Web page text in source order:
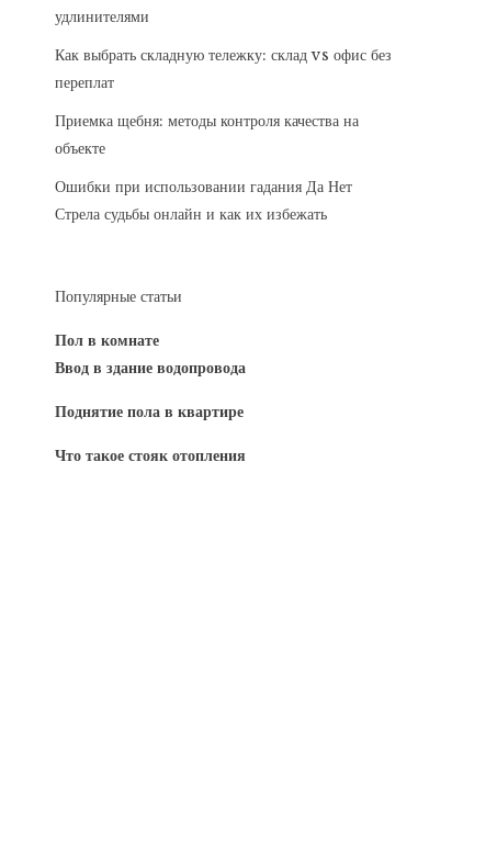
удлинителями
Как выбрать складную тележку: склад vs офис без
переплат
Приемка щебня: методы контроля качества на
объекте
Ошибки при использовании гадания Да Нет
Стрела судьбы онлайн и как их избежать
Популярные статьи
Пол в комнате
Ввод в здание водопровода
Поднятие пола в квартире
Что такое стояк отопления